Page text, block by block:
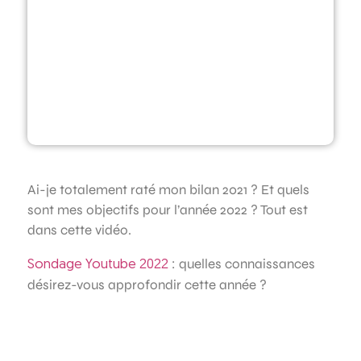
Ai-je totalement raté mon bilan 2021 ? Et quels
sont mes objectifs pour l’année 2022 ? Tout est
dans cette vidéo.
Sondage Youtube 2022 : quelles connaissances
désirez-vous approfondir cette année ?